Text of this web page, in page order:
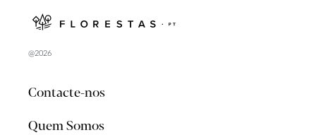
@2026
Contacte-nos
Quem Somos